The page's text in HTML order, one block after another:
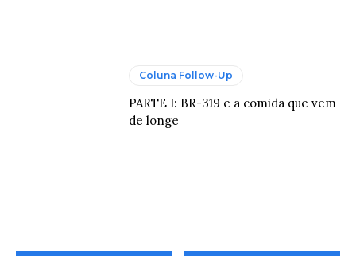
Coluna Follow-Up
PARTE I: BR-319 e a comida que vem
de longe